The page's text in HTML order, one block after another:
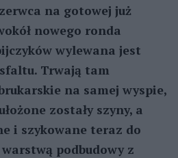
na gotowej już
nowego ronda
wylewana jest
Trwają tam
na samej wyspie,
zostały szyny, a
i szykowane teraz do
podbudowy z